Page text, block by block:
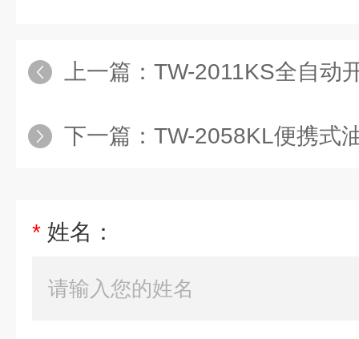
上一篇： TW-2011KS全自动
下一篇： TW-2058KL便携式
* 姓名：